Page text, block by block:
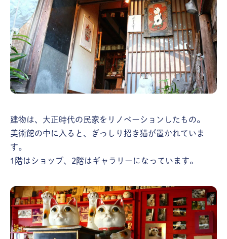
建物は、大正時代の民家をリノべーションしたもの。
美術館の中に入ると、ぎっしり招き猫が置かれていま
す。
1階はショップ、2階はギャラリーになっています。